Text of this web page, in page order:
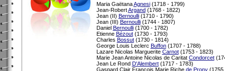
Maria GaëtanaAgnesi(1718 - 1799)
Jean-RobertArgand(1768 - 1822)
Jean (II) Bernoulli(1710 - 1790)
Jean (III) Bernoulli(1744 - 1807)
Daniel Bernoulli(1700 - 1782)
Etienne Bézout(1730 - 1793)
Charles Bossut(1730 - 1814)
George Louis Leclerc Buffon(1707 - 1788)
Lazare Nicolas Marguerite Carnot(1753 - 1823)
Marie Jean Antoine Nicolas de Caritat Condorcet
Jean Le Rond D'Alembert(1717 - 1783)
Gaspard Clair François Marie Riche de Prony(1755